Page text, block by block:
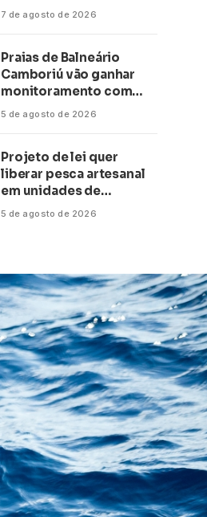
atenção no litoral do
7 de agosto de 2026
Praias de Balneário
Camboriú vão ganhar
monitoramento com
inteligência artificial
5 de agosto de 2026
Projeto de lei quer
liberar pesca artesanal
em unidades de
conservação
5 de agosto de 2026